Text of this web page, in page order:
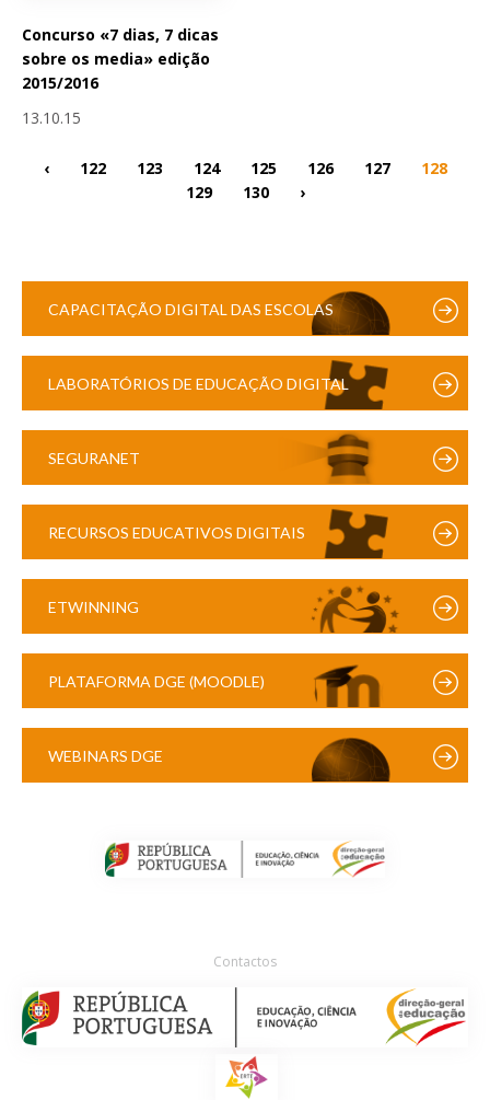
Concurso «7 dias, 7 dicas
sobre os media» edição
2015/2016
13.10.15
‹ 122 123 124 125 126 127
128
129
130 ›
CAPACITAÇÃO DIGITAL DAS ESCOLAS
LABORATÓRIOS DE EDUCAÇÃO DIGITAL
SEGURANET
RECURSOS EDUCATIVOS DIGITAIS
ETWINNING
PLATAFORMA DGE (MOODLE)
WEBINARS DGE
Contactos